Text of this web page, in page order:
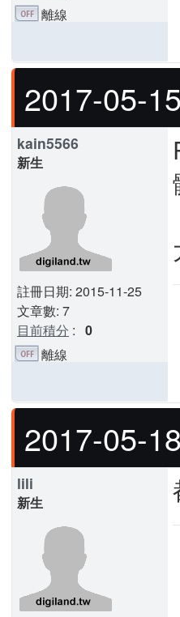
離線
2017-05-
kain5566
新生
註冊日期: 2015-11-25
文章數: 7
目前積分 : 0
離線
2017-05-
lili
新生